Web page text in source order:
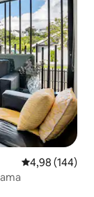
Calificación
4,98 (144)